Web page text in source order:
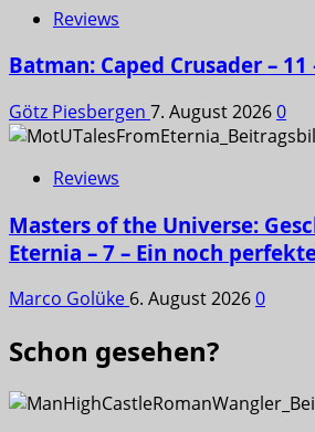
Reviews
Batman: Caped Crusader –
Götz Piesbergen 7. August 20260
Reviews
Masters of the Universe:
Eternia – 7 – Ein noch
Marco Golüke 6. August 20260
Schon gesehen?